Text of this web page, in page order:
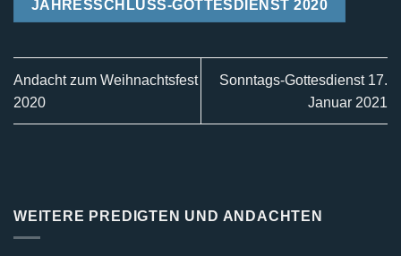
JAHRESSCHLUSS-GOTTESDIENST 2020
Andacht zum Weihnachtsfest
2020
Sonntags-Gottesdienst 17.
Januar 2021
WEITERE PREDIGTEN UND ANDACHTEN